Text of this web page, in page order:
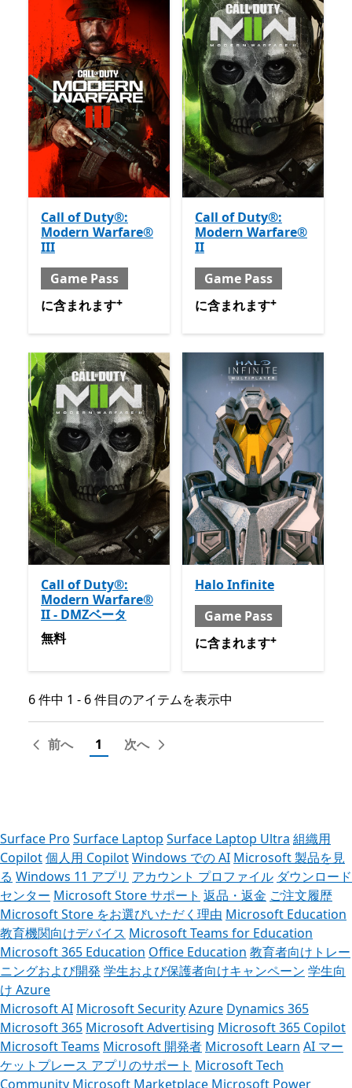
Call of Duty®:
Modern Warfare®
III
Game Pass
含まれる と Game Pass
アプリ内購入が提供されてい
に含まれます+
Call of Duty®:
Modern Warfare®
II
Game Pass
含まれる と Game Pass
に含まれます+
Call of Duty®:
Modern Warfare®
II - DMZベータ
無料
無料
Halo Infinite
Game Pass
含まれる と Game Pass
に含まれます+
6 件中 1 - 6 件目のアイテムを表示中
6 件中 1 - 6 件目のアイテムを表示中
前へ 1 次へ
Surface Pro Surface Laptop Surface Laptop Ultra 組織用
Copilot個人用 CopilotWindows での AI Microsoft 製品を見
る Windows 11 アプリ アカウント プロファイル ダウンロード
センター Microsoft Store サポート 返品・返金 ご注文履歴
Microsoft Store をお選びいただく理由 Microsoft Education
教育機関向けデバイス Microsoft Teams for Education
Microsoft 365 Education Office Education 教育者向けトレー
ニングおよび開発 学生および保護者向けキャンペーン 学生向
け Azure
Microsoft AI Microsoft SecurityAzure Dynamics 365
Microsoft 365 Microsoft Advertising Microsoft 365 Copilot
Microsoft Teams Microsoft 開発者 Microsoft Learn AI マー
ケットプレース アプリのサポート Microsoft Tech
Community Microsoft Marketplace Microsoft Power